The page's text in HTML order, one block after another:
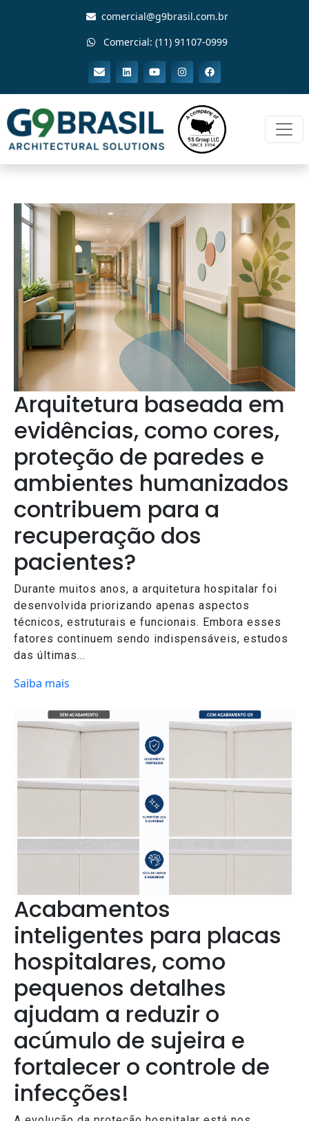
comercial@g9brasil.com.br
Comercial: (11) 91107-0999
Arquitetura baseada em
evidências, como cores,
proteção de paredes e
ambientes humanizados
contribuem para a
recuperação dos
pacientes?
Durante muitos anos, a arquitetura hospitalar foi
desenvolvida priorizando apenas aspectos
técnicos, estruturais e funcionais. Embora esses
fatores continuem sendo indispensáveis, estudos
das últimas...
Saiba mais
Acabamentos
inteligentes para placas
hospitalares, como
pequenos detalhes
ajudam a reduzir o
acúmulo de sujeira e
fortalecer o controle de
infecções!